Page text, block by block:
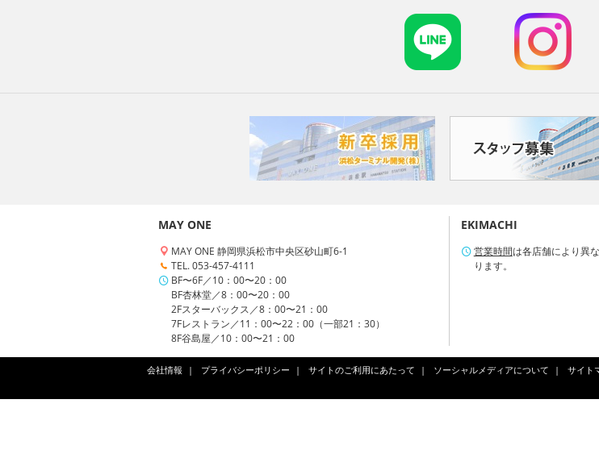
MAY ONE
MAY ONE 静岡県浜松市中央区砂山町6-1
TEL. 053-457-4111
BF〜6F／10：00〜20：00
BF杏林堂／8：00〜20：00
2Fスターバックス／8：00〜21：00
7Fレストラン／11：00〜22：00（一部21：30）
8F谷島屋／10：00〜21：00
EKIMACHI
営業時間は各店舗により異な
ります。
会社情報 プライバシーポリシー サイトのご利用にあたって ソーシャルメディアについて サイト